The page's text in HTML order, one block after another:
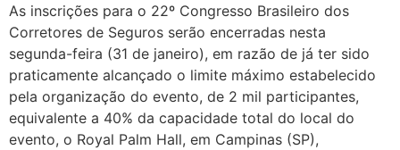
As inscrições para o 22º Congresso Brasileiro dos
Corretores de Seguros serão encerradas nesta
segunda-feira (31 de janeiro), em razão de já ter sido
praticamente alcançado o limite máximo estabelecido
pela organização do evento, de 2 mil participantes,
equivalente a 40% da capacidade total do local do
evento, o Royal Palm Hall, em Campinas (SP),